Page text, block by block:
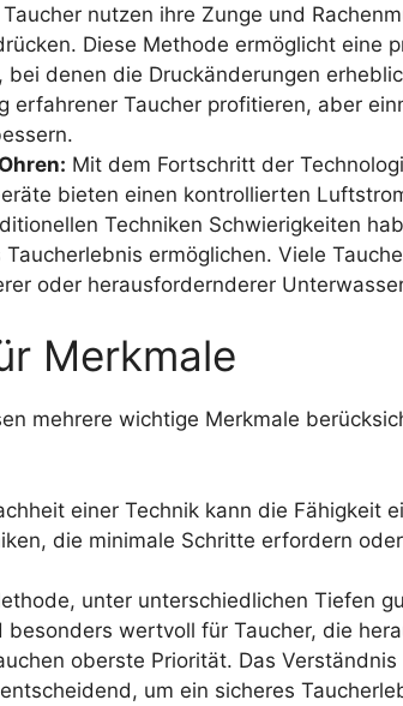
nutzen ihre Zunge und
Diese Methode ermöglicht eine
denen die Druckänderungen
erfahrener Taucher profitieren, aber
Mit dem Fortschritt der
bieten einen kontrollierten
Techniken Schwierigkeiten
ermöglichen. Viele
oder herausfordernderer
Merkmale
mehrere wichtige Merkmale
einer Technik kann die Fähigkeit
die minimale Schritte erfordern
unter unterschiedlichen Tiefen
wertvoll für Taucher, die
oberste Priorität. Das
um ein sicheres